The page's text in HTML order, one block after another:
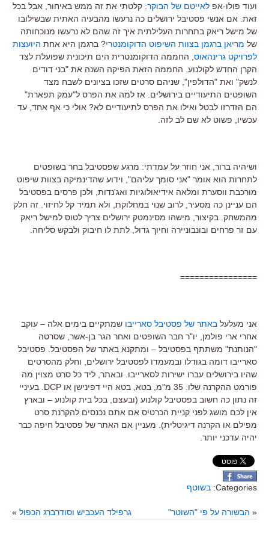
ועוד פולו-אפ לאייטם של הבוקר: קלטתי את זה ממש באיחור, אבל בכל
זאת. אם אנשי פסטיבל ירושלים כה נרעשו מהבעיה האתית שבשילובו
של מישל ריאק בתחרות העלילתית איך זה שהם לא נרעשו מנוכחותה
של מריאן ברגמן בצוות השיפוט הדוקומנטרי? ברגמן היא אחת היועצות
לפרויקט גרינהאוס , החממה הדוקומנטרית הים תיכונית שפועלת לצד
הקרן החדש לקולנוע. החממה הזאת הפיקה השנה את "בני דודים
לנשק" ואת "הדולפין", שניהם סרטים שזכו בציונים לשבח מצד
השופטים התיעודיים בירושלים. אז למה את הפרס ל"עמק תפארת"
הם הזדרזו לבטל ואילו את הפרס לתיעודיים לא? אולי כי אף אחד, עד
עכשיו, פשוט לא שם לב לזה.
ושיהיה ברור, אני חוזר על עמדתי: מרגע שפסטיבל בחר בשופטים
לתחרות הוא אומר "אני סומך עליהם", וידוע שהדינמיקה בצוות שיפוט
מורכבת ווסערת ומלאה אידיאולוגיות ואג'נדות, ולכן פרסים בפסטיבל
הם עניינן כה מסעיר, לרוב שנוי במחלוקת, ולא תמיד קל לחיזוי. זה חלק
מהמשחק. בקיצור, מישהו מסינמטק ירושלים צריך לטוס למישל ריאק
עם זר פרחים ובונבוניירה וחיוך גדול, לתת לו חיבוק ולבקש סליחה.
================
אני מעלעל באתר של פסטיבל סארייבו שמתקיים בימים אלה – עוקב
אחרי ארי פולמן, יו"ר חבר השופטים ואחר הגר בן-אשר, שסרטה
"הנותנת" משתתף בפסטיבל – ומתקנא באתר של הפסטיבל. פסטיבל
סארייבו דומה בגודלו ובמעמדו לפסטיבל ירושלים, וחלק מהסרטים
שהיו בירושלים עברו ישירות לסארייבו. ובאתר, ליד כל סרט מצוין מה
פורמט ההקרנה שלו: 35 מ"מ, בטא, בטא היי דפינישן או DCP. בעיניי
זה נתון כה חשוב בפסטיבל קולנוע (ובעצם, בכל בית קולנוע – ובארץ
אין לכם מושג לפני קניית הכרטיס אם אתם נכנסים להקרנת סרט
מפילם או הקרנה דיגיטלית). מעניין אם האתר של פסטיבל חיפה כבר
יהיה עדכני יותר.
Categories: בשוטף
« הבשורה על פי "השוטר" גרפילד העכביש וסודרברג הכפול »